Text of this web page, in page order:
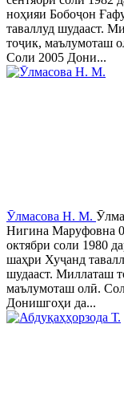
ноҳияи Бобоҷон
таваллуд шудааст.
тоҷик, маълумоташ
Соли 2005 Дони...
Ӯлмасова Н. М.
Нигина Маруфовна
октябри соли 1980
шаҳри Хуҷанд
шудааст. Миллаташ
маълумоташ олӣ.
Донишгоҳи да...